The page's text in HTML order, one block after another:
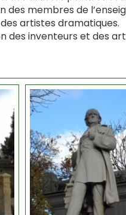
des membres de
artistes dramatiques.
des inventeurs et des